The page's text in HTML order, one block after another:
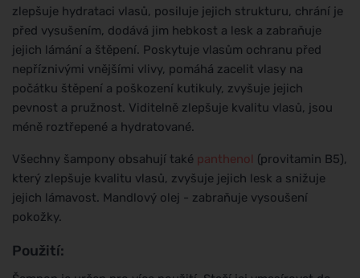
zlepšuje hydrataci vlasů, posiluje jejich strukturu, chrání je
před vysušením, dodává jim hebkost a lesk a zabraňuje
jejich lámání a štěpení. Poskytuje vlasům ochranu před
nepříznivými vnějšími vlivy, pomáhá zacelit vlasy na
počátku štěpení a poškození kutikuly, zvyšuje jejich
pevnost a pružnost. Viditelně zlepšuje kvalitu vlasů, jsou
méně roztřepené a hydratované.
Všechny šampony obsahují také panthenol (provitamin B5),
který zlepšuje kvalitu vlasů, zvyšuje jejich lesk a snižuje
jejich lámavost. Mandlový olej - zabraňuje vysoušení
pokožky.
Použití: